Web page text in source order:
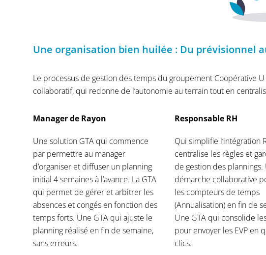
Une organisation bien huilée : Du prévisionnel
Le processus de gestion des temps du groupement Coopérative
collaboratif, qui redonne de l’autonomie au terrain tout en
Manager de Rayon
Une solution GTA qui commence
par permettre au manager
d’organiser et diffuser un planning
initial 4 semaines à l’avance. La GTA
qui permet de gérer et arbitrer les
absences et congés en fonction des
temps forts. Une GTA qui ajuste le
planning réalisé en fin de semaine,
sans erreurs.
Responsable RH
Qui simplifie l’intégration
centralise les règles et
de gestion des plannings.
démarche collaborative
les compteurs de temps
(Annualisation) en fin de
Une GTA qui consolide
pour envoyer les EVP en
clics.